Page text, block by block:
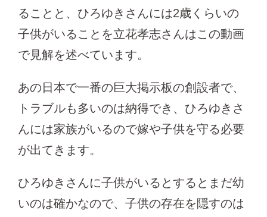
ることと、ひろゆきさんには2歳くらいの
子供がいることを立花孝志さんはこの動画
で見解を述べています。
あの日本で一番の巨大掲示板の創設者で、
トラブルも多いのは納得でき、ひろゆきさ
んには家族がいるので嫁や子供を守る必要
が出てきます。
ひろゆきさんに子供がいるとするとまだ幼
いのは確かなので、子供の存在を隠すのは